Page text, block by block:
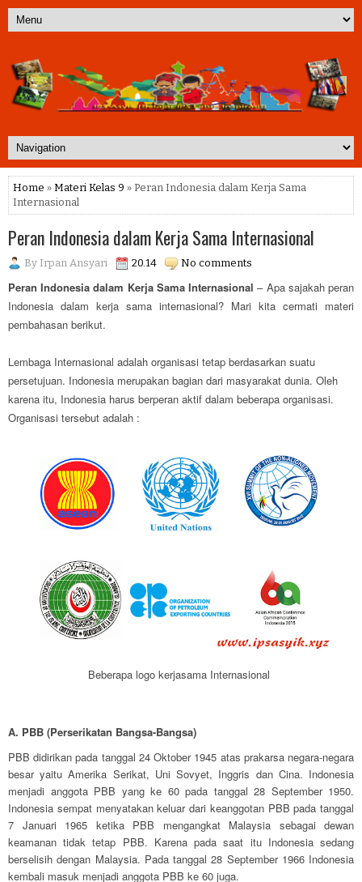
Home » Materi Kelas 9 » Peran Indonesia dalam Kerja Sama
Internasional
Peran Indonesia dalam Kerja Sama Internasional
By Irpan Ansyari 20.14 No comments
Peran Indonesia dalam Kerja Sama Internasional – Apa sajakah peran
Indonesia dalam kerja sama internasional? Mari kita cermati materi
pembahasan berikut.
Lembaga Internasional adalah organisasi tetap berdasarkan suatu
persetujuan. Indonesia merupakan bagian dari masyarakat dunia. Oleh
karena itu, Indonesia harus berperan aktif dalam beberapa organisasi.
Organisasi tersebut adalah :
Beberapa logo kerjasama Internasional
A. PBB (Perserikatan Bangsa-Bangsa)
PBB didirikan pada tanggal 24 Oktober 1945 atas prakarsa negara-negara
besar yaitu Amerika Serikat, Uni Sovyet, Inggris dan Cina. Indonesia
menjadi anggota PBB yang ke 60 pada tanggal 28 September 1950.
Indonesia sempat menyatakan keluar dari keanggotan PBB pada tanggal
7 Januari 1965 ketika PBB mengangkat Malaysia sebagai dewan
keamanan tidak tetap PBB. Karena pada saat itu Indonesia sedang
berselisih dengan Malaysia. Pada tanggal 28 September 1966 Indonesia
kembali masuk menjadi anggota PBB ke 60 juga.